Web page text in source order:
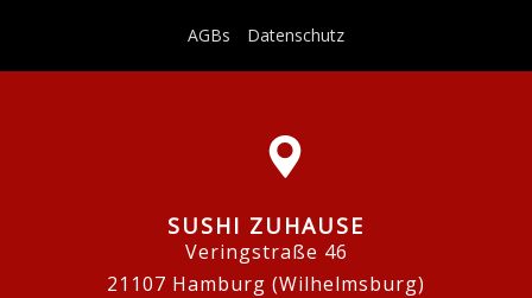
AGBs Datenschutz
SUSHI ZUHAUSE
Veringstraße 46
21107 Hamburg (Wilhelmsburg)